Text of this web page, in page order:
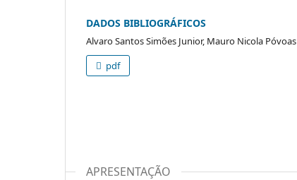
DADOS BIBLIOGRÁFICOS
Alvaro Santos Simões Junior, Mauro Nicola Póvoas
pdf
APRESENTAÇÃO